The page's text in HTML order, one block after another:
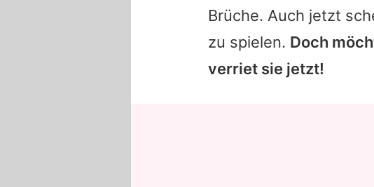
Brüche. Auch jetzt
zu spielen. Doch
verriet sie jetzt!